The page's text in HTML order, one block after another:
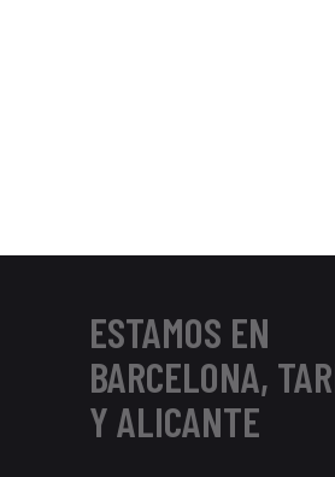
ESTAMOS EN
BARCELONA,
Y ALICANTE